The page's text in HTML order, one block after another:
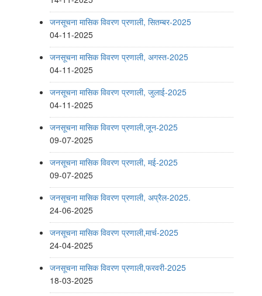
जनसूचना मासिक विवरण प्रणाली, सितम्बर-2025
04-11-2025
जनसूचना मासिक विवरण प्रणाली, अगस्त-2025
04-11-2025
जनसूचना मासिक विवरण प्रणाली, जुलाई-2025
04-11-2025
जनसूचना मासिक विवरण प्रणाली,जून-2025
09-07-2025
जनसूचना मासिक विवरण प्रणाली, मई-2025
09-07-2025
जनसूचना मासिक विवरण प्रणाली, अप्रैल-2025.
24-06-2025
जनसूचना मासिक विवरण प्रणाली,मार्च-2025
24-04-2025
जनसूचना मासिक विवरण प्रणाली,फरवरी-2025
18-03-2025